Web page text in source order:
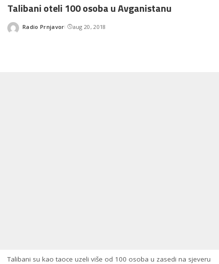
Talibani oteli 100 osoba u Avganistanu
Posted
Radio Prnjavor aug 20, 2018
Talibani su kao taoce uzeli više od 100 osoba u zasedi na sjeveru